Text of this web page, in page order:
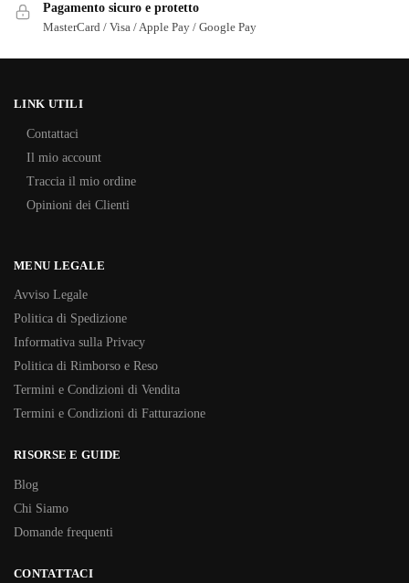
Pagamento sicuro e protetto
MasterCard / Visa / Apple Pay / Google Pay
LINK UTILI
Contattaci
Il mio account
Traccia il mio ordine
Opinioni dei Clienti
MENU LEGALE
Avviso Legale
Politica di Spedizione
Informativa sulla Privacy
Politica di Rimborso e Reso
Termini e Condizioni di Vendita
Termini e Condizioni di Fatturazione
RISORSE E GUIDE
Blog
Chi Siamo
Domande frequenti
CONTATTACI